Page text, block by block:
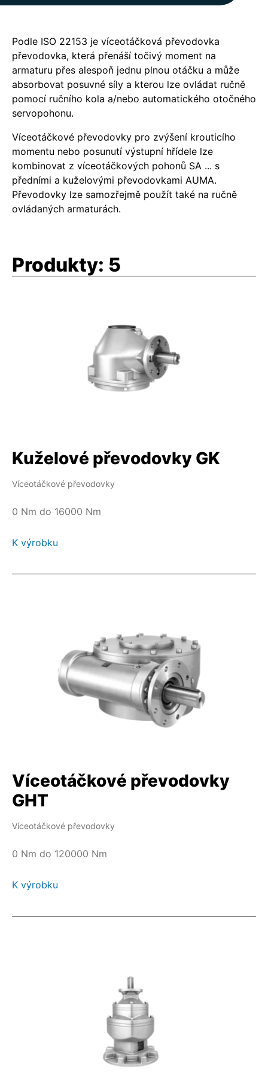
Podle ISO 22153 je víceotáčková převodovka
převodovka, která přenáší točivý moment na
armaturu přes alespoň jednu plnou otáčku a může
absorbovat posuvné síly a kterou lze ovládat ručně
pomocí ručního kola a/nebo automatického otočného
servopohonu.
Víceotáčkové převodovky pro zvýšení krouticího
momentu nebo posunutí výstupní hřídele lze
kombinovat z víceotáčkových pohonů SA ... s
předními a kuželovými převodovkami AUMA.
Převodovky lze samozřejmě použít také na ručně
ovládaných armaturách.
Produkty: 5
Kuželové převodovky GK
Víceotáčkové převodovky
0 Nm do 16000 Nm
K výrobku
Víceotáčkové převodovky
GHT
Víceotáčkové převodovky
0 Nm do 120000 Nm
K výrobku